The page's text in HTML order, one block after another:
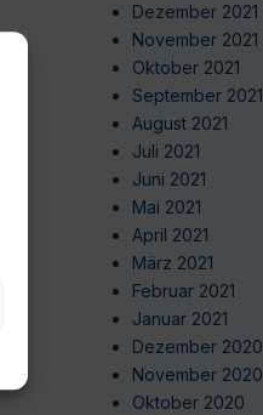
Dezember 2021
November 2021
Oktober 2021
September 2021
August 2021
Juli 2021
Juni 2021
Mai 2021
April 2021
März 2021
Februar 2021
Januar 2021
Dezember 2020
November 2020
Oktober 2020